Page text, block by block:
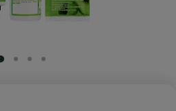
SLIDE 1
SLIDE 2
SLIDE 3
SLIDE 4